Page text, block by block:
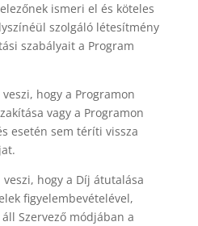
ismeri el és köteles
szolgáló létesítmény
szabályait a Program
hogy a Programon
vagy a Programon
esetén sem téríti vissza
hogy a Díj átutalása
figyelembevételével,
Szervező módjában a